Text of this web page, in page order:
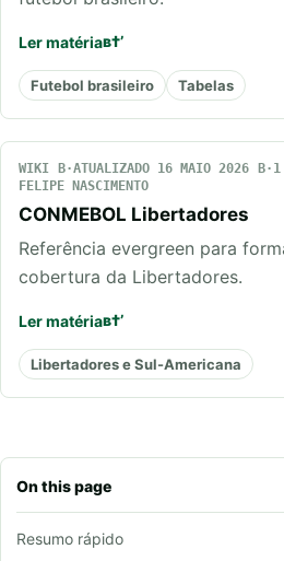
On this page
Resumo rápido
Ler matéria
Futebol brasileiro Tabelas
WIKI ATUALIZADO 16 MAIO 2026
1
FELIPE NASCIMENTO
CONMEBOL Libertadores
Referência evergreen para
cobertura da Libertadores.
Ler matéria
Libertadores e Sul-Americana